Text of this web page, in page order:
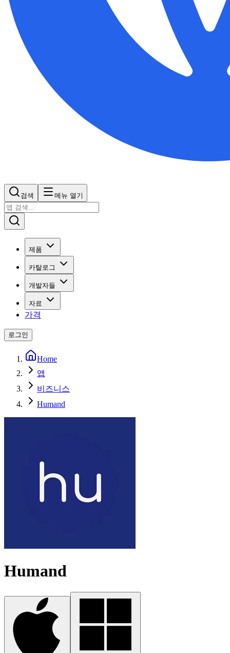
검색 메뉴 열기
제품
카탈로그
개발자들
자료
가격
로그인
Home
앱
비즈니스
Humand
Humand